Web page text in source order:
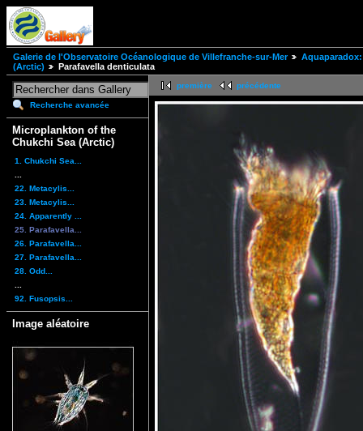
Galerie de l'Observatoire Océanologique de Villefranche-sur-Mer
(Arctic)
Parafavella denticulata
Recherche avancée
Microplankton of the
Chukchi Sea (Arctic)
1. Chukchi Sea...
22. Metacylis...
23. Metacylis...
24. Apparently ...
25. Parafavella...
26. Parafavella...
27. Parafavella...
28. Odd...
92. Fusopsis...
Image aléatoire
première précédente